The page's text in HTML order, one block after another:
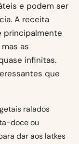
e podem ser
A receita
principalmente
as
infinitas.
que
ralados
doce ou
dar aos latkes